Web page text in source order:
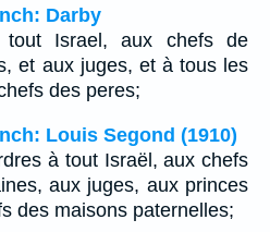
Darby
Israel, aux chefs de
et aux juges, et à tous les
des peres;
Louis Segond (1910)
à tout Israël, aux chefs
aux juges, aux princes
des maisons paternelles;